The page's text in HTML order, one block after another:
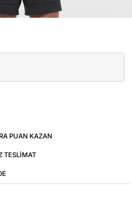
PUAN KAZAN
TESLIMAT